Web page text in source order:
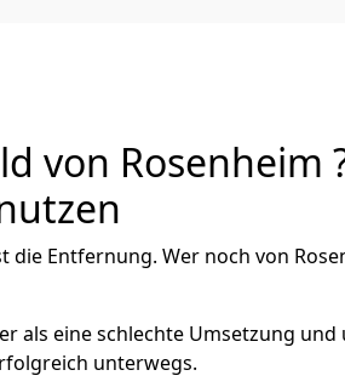
von Rosenheim
Entfernung. Wer noch von
als eine schlechte Umsetzung
unterwegs.